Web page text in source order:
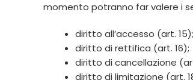
momento potranno far valere i
diritto all’accesso (art. 15);
diritto di rettifica (art. 16);
diritto di cancellazione
diritto di limitazione (art.